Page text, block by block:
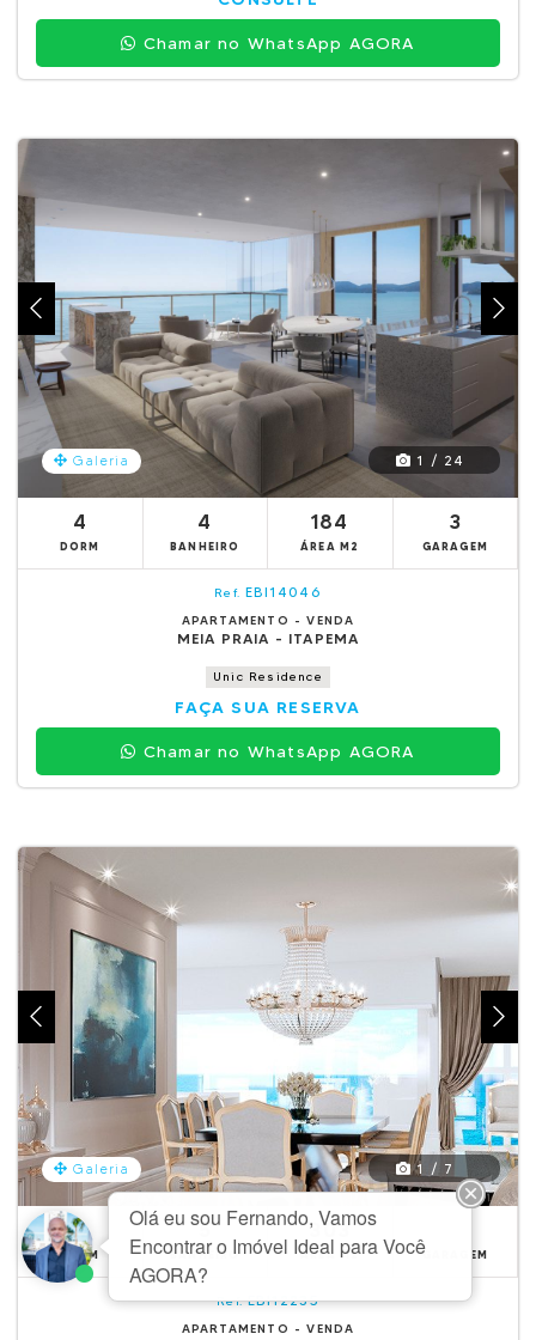
Chamar no WhatsApp AGORA
Galeria 1 / 24
4
DORM
4
BANHEIRO
184
ÁREA M2
3
GARAGEM
Ref. EBI14046
APARTAMENTO - VENDA
MEIA PRAIA - ITAPEMA
Unic Residence
FAÇA SUA RESERVA
Chamar no WhatsApp AGORA
Galeria 1 / 7
4
DORM
5
BANHEIRO
303
ÁREA M2 GARAGEM
Ref. EBI12235
APARTAMENTO - VENDA